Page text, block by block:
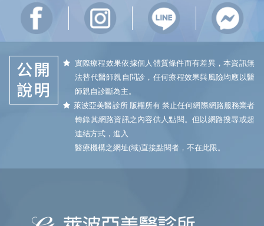
實際療程效果依據個人體質條件而有差異，本資訊無
法替代醫師親自問診，任何療程效果與風險均應以醫
師親自診斷為主。
萊波亞美醫診所 版權所有 禁止任何網際網路服務業者
轉錄其網路資訊之內容供人點閱。但以網路搜尋或超
連結方式，進入
醫療機構之網址(域)直接點閱者，不在此限。